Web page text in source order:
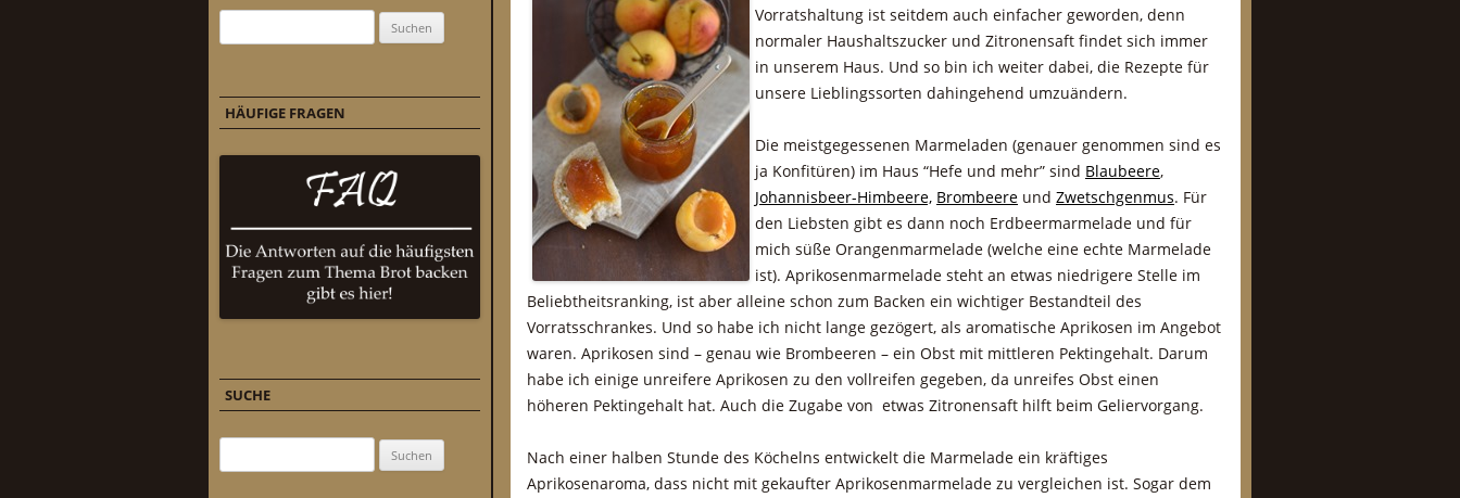
Vorratshaltung ist seitdem auch einfacher geworden, denn
normaler Haushaltszucker und Zitronensaft findet sich immer
in unserem Haus. Und so bin ich weiter dabei, die Rezepte für
unsere Lieblingssorten dahingehend umzuändern.
Die meistgegessenen Marmeladen (genauer genommen sind es
ja Konfitüren) im Haus “Hefe und mehr” sind Blaubeere,
Johannisbeer-Himbeere, Brombeere und Zwetschgenmus. Für
den Liebsten gibt es dann noch Erdbeermarmelade und für
mich süße Orangenmarmelade (welche eine echte Marmelade
ist). Aprikosenmarmelade steht an etwas niedrigere Stelle im
Beliebtheitsranking, ist aber alleine schon zum Backen ein wichtiger Bestandteil des
Vorratsschrankes. Und so habe ich nicht lange gezögert, als aromatische Aprikosen im Angebot
waren. Aprikosen sind – genau wie Brombeeren – ein Obst mit mittleren Pektingehalt. Darum
habe ich einige unreifere Aprikosen zu den vollreifen gegeben, da unreifes Obst einen
höheren Pektingehalt hat. Auch die Zugabe von etwas Zitronensaft hilft beim Geliervorgang.
Nach einer halben Stunde des Köchelns entwickelt die Marmelade ein kräftiges
Aprikosenaroma, dass nicht mit gekaufter Aprikosenmarmelade zu vergleichen ist. Sogar dem
HÄUFIGE FRAGEN
SUCHE